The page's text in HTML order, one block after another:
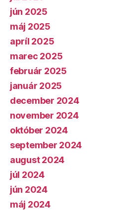
jún 2025
máj 2025
apríl 2025
marec 2025
február 2025
január 2025
december 2024
november 2024
október 2024
september 2024
august 2024
júl 2024
jún 2024
máj 2024